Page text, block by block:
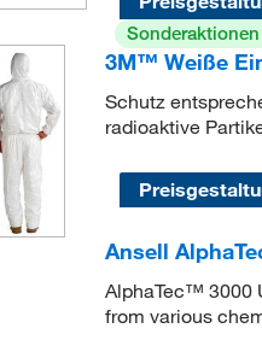
3M™ Weiße
Schutz
radioaktive
Ansell
AlphaTec™ 3000
from various